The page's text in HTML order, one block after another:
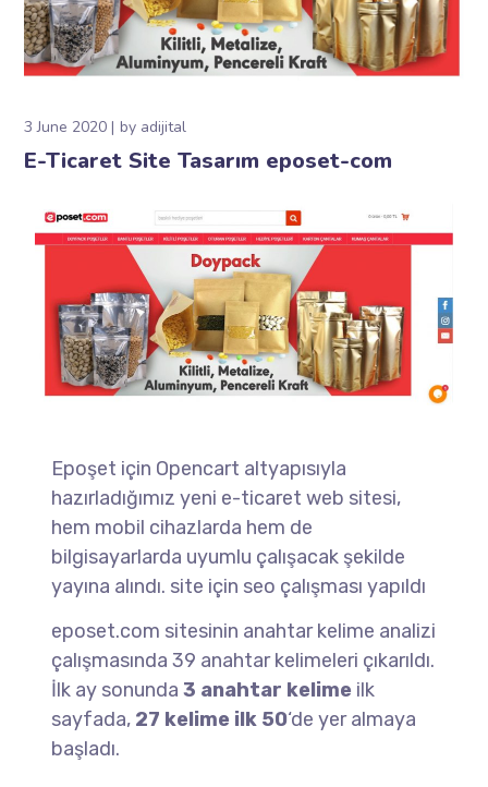
3 June 2020 by adijital
E-Ticaret Site Tasarım eposet-com
Epoşet için Opencart altyapısıyla
hazırladığımız yeni e-ticaret web sitesi,
hem mobil cihazlarda hem de
bilgisayarlarda uyumlu çalışacak şekilde
yayına alındı. site için seo çalışması yapıldı
eposet.com sitesinin anahtar kelime analizi
çalışmasında 39 anahtar kelimeleri çıkarıldı.
İlk ay sonunda3 anahtar kelime ilk
sayfada, 27 kelime ilk 50‘de yer almaya
başladı.